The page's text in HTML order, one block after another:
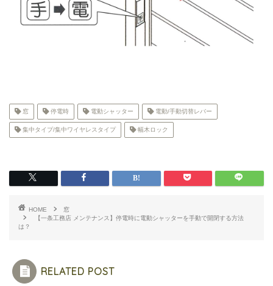
窓 停電時 電動シャッター 電動/手動切替レバー
集中タイプ/集中ワイヤレスタイプ 幅木ロック
HOME
窓
【一条工務店 メンテナンス】停電時に電動シャッターを手動で開閉する方法
は？
RELATED POST